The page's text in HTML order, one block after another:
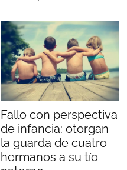
Fallo con perspectiva
de infancia: otorgan
la guarda de cuatro
hermanos a su tío